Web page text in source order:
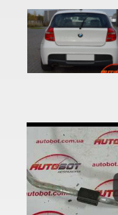
M2 F87
2 Series F44 Gran
M2 F44 Gran Coupe
3 Series E90, E91,
M3 E90/E92/E93
3 Series F30, F31,
3 Series F34